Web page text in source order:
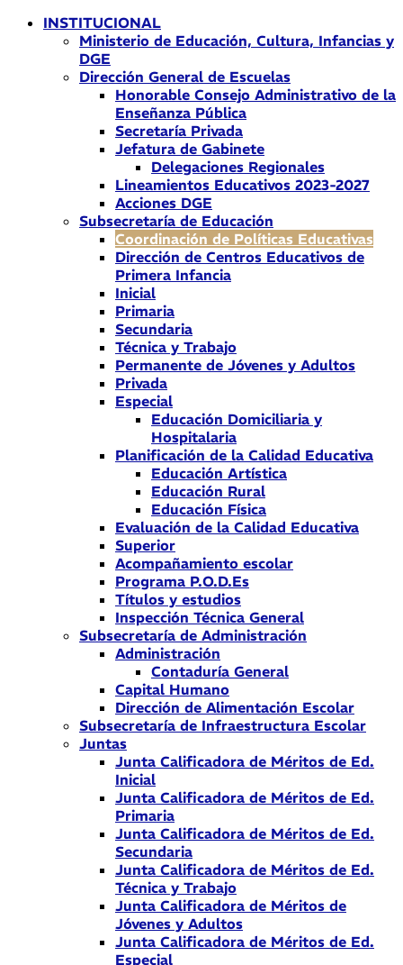
INSTITUCIONAL
Ministerio de Educación, Cultura, Infancias y
DGE
Dirección General de Escuelas
Honorable Consejo Administrativo de la
Enseñanza Pública
Secretaría Privada
Jefatura de Gabinete
Delegaciones Regionales
Lineamientos Educativos 2023-2027
Acciones DGE
Subsecretaría de Educación
Coordinación de Políticas Educativas
Dirección de Centros Educativos de
Primera Infancia
Inicial
Primaria
Secundaria
Técnica y Trabajo
Permanente de Jóvenes y Adultos
Privada
Especial
Educación Domiciliaria y
Hospitalaria
Planificación de la Calidad Educativa
Educación Artística
Educación Rural
Educación Física
Evaluación de la Calidad Educativa
Superior
Acompañamiento escolar
Programa P.O.D.Es
Títulos y estudios
Inspección Técnica General
Subsecretaría de Administración
Administración
Contaduría General
Capital Humano
Dirección de Alimentación Escolar
Subsecretaría de Infraestructura Escolar
Juntas
Junta Calificadora de Méritos de Ed.
Inicial
Junta Calificadora de Méritos de Ed.
Primaria
Junta Calificadora de Méritos de Ed.
Secundaria
Junta Calificadora de Méritos de Ed.
Técnica y Trabajo
Junta Calificadora de Méritos de
Jóvenes y Adultos
Junta Calificadora de Méritos de Ed.
Especial